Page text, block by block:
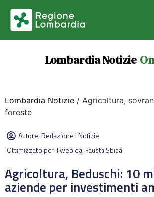
Lombardia Notizie
Lombardia Notizie / Agricoltura,
foreste
Autore:Redazione LNotizie
Ottimizzato per il web da: Fausta Sbisà
Agricoltura, Beduschi: 10
aziende per investimenti